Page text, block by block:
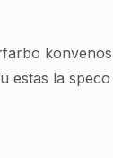
estas la